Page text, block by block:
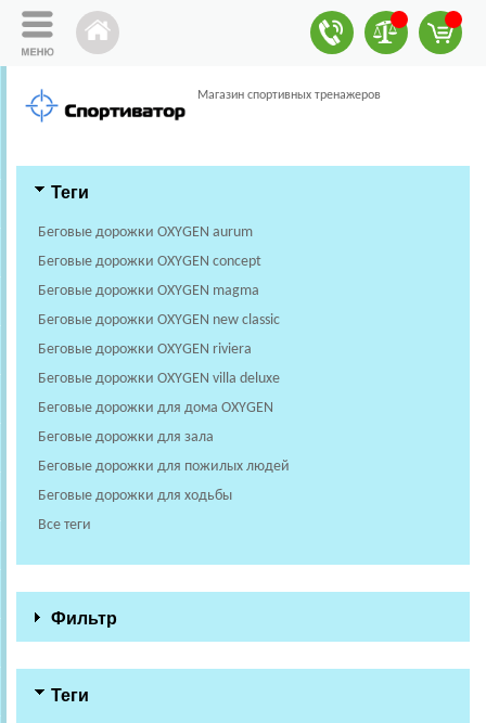
Магазин спортивных тренажеров
Теги
Беговые дорожки OXYGEN aurum
Беговые дорожки OXYGEN concept
Беговые дорожки OXYGEN magma
Беговые дорожки OXYGEN new classic
Беговые дорожки OXYGEN riviera
Беговые дорожки OXYGEN villa deluxe
Беговые дорожки для дома OXYGEN
Беговые дорожки для зала
Беговые дорожки для пожилых людей
Беговые дорожки для ходьбы
Все теги
Фильтр
Теги